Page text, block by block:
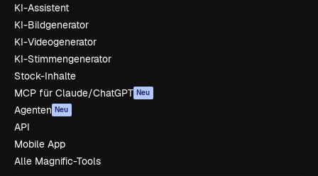
KI-Assistent
KI-Bildgenerator
KI-Videogenerator
KI-Stimmengenerator
Stock-Inhalte
MCP für Claude/ChatGPT Neu
Agenten Neu
API
Mobile App
Alle Magnific-Tools